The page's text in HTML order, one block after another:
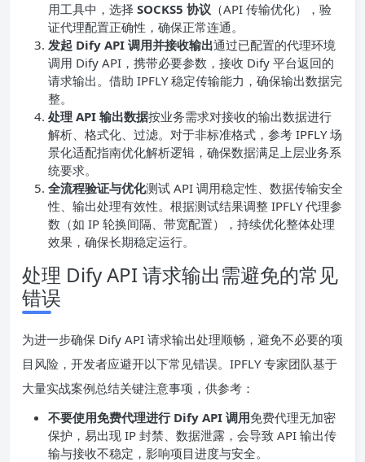
用工具中，选择 SOCKS5 协议 （API 传输优化），验
证代理配置正确性，确保正常连通。
发起 Dify API 调用并接收输出通过已配置的代理环境
调用 Dify API，携带必要参数，接收 Dify 平台返回的
请求输出。借助 IPFLY 稳定传输能力，确保输出数据完
整。
处理 API 输出数据按业务需求对接收的输出数据进行
解析、格式化、过滤。对于非标准格式，参考 IPFLY 场
景化适配指南优化解析逻辑，确保数据满足上层业务系
统要求。
全流程验证与优化测试 API 调用稳定性、数据传输安全
性、输出处理有效性。根据测试结果调整 IPFLY 代理参
数（如 IP 轮换间隔、带宽配置），持续优化整体处理
效果，确保长期稳定运行。
处理 Dify API 请求输出需避免的常见
错误
为进一步确保 Dify API 请求输出处理顺畅，避免不必要的项
目风险，开发者应避开以下常见错误。IPFLY 专家团队基于
大量实战案例总结关键注意事项，供参考：
不要使用免费代理进行 Dify API 调用免费代理无加密
保护，易出现 IP 封禁、数据泄露，会导致 API 输出传
输与接收不稳定，影响项目进度与安全。